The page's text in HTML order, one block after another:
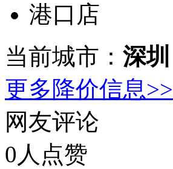
港口店
当前城市： 深圳
更多降价信息>>
网友评论
0 人点赞